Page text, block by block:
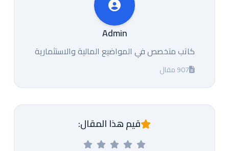
Admin
كاتب متخصص في المواضيع المالية والاستثمارية
907 مقال
قيم هذا المقال: